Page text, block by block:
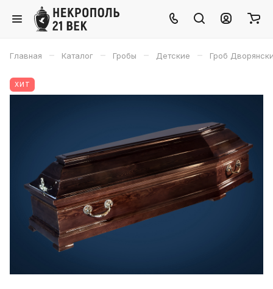
Главная – Каталог – Гробы – Детские – Гроб
ХИТ